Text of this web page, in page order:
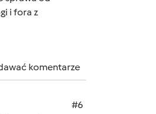
i fora z
komentarze
#6